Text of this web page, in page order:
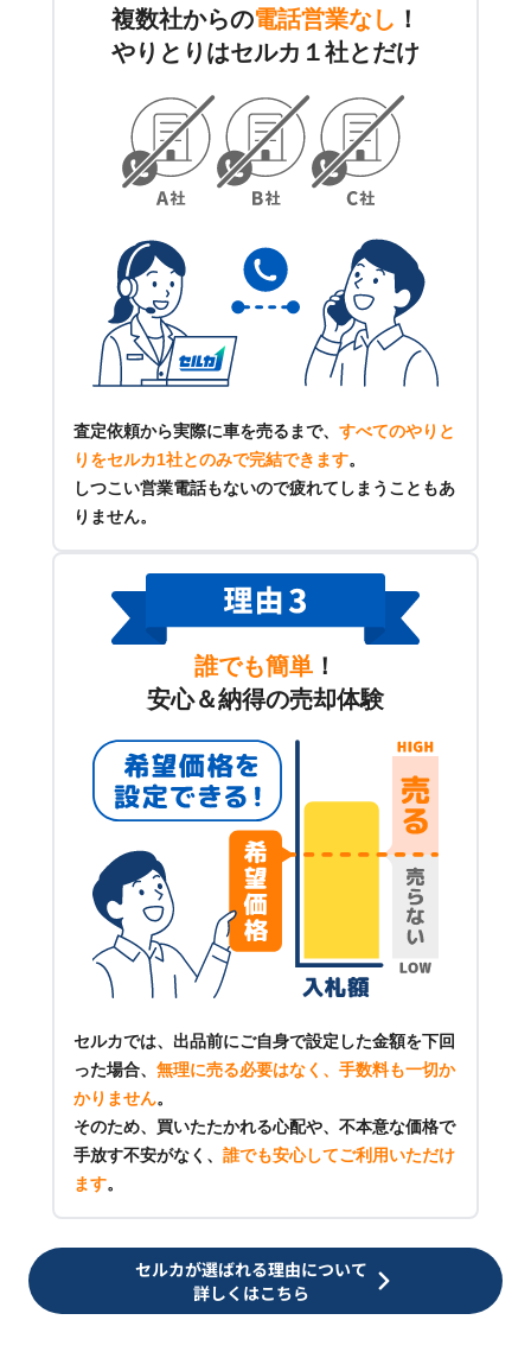
複数社からの電話営業なし ！
やりとりはセルカ１社とだけ
査定依頼から実際に車を売るまで、 すべてのやりと
りをセルカ1社とのみで完結できます。
しつこい営業電話もないので疲れてしまうこともあ
りません。
誰でも簡単 ！
安心＆納得の売却体験
セルカでは、出品前にご自身で設定した金額を下回
った場合、 無理に売る必要はなく、手数料も一切か
かりません。
そのため、買いたたかれる心配や、不本意な価格で
手放す不安がなく、 誰でも安心してご利用いただけ
ます。
セルカが選ばれる理由について
詳しくはこちら